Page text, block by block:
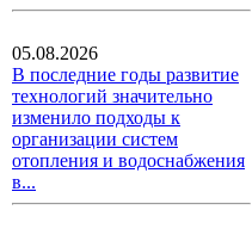
05.08.2026
В последние годы развитие
технологий значительно
изменило подходы к
организации систем
отопления и водоснабжения
в...